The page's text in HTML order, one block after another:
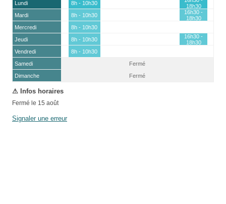
Lundi 8h - 10h30
18h30
Mardi
8h - 10h30
16h30 -
18h30
Mercredi
8h - 10h30
Jeudi
8h - 10h30
16h30 -
18h30
Vendredi
8h - 10h30
Samedi
(15 août)
Fermé
Dimanche
Fermé
Fermé le 15 août
Signaler une erreur